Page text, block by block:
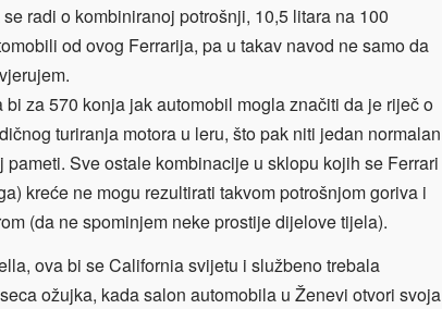
radi o kombiniranoj potrošnji, 10,5 litara na 100
od ovog Ferrarija, pa u takav navod ne samo da
za 570 konja jak automobil mogla značiti da je riječ o
turiranja motora u leru, što pak niti jedan normalan
Sve ostale kombinacije u sklopu kojih se Ferrari
kreće ne mogu rezultirati takvom potrošnjom goriva i
(da ne spominjem neke prostije dijelove tijela).
ova bi se California svijetu i službeno trebala
ožujka, kada salon automobila u Ženevi otvori svoja